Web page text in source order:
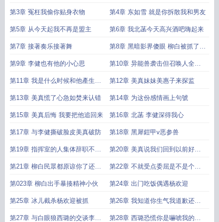
第3章 冤枉我偷你贴身衣物 第4章 东如雪 就是你拆散我和男友
第5章 从今天起我不再是盟主 第6章 我北菡今天高兴酒吧嗨起来
第7章 接著奏乐接著舞 第8章 黑暗影界傻眼 柳白被抓了看
守所了
第9章 李健也有他的小心思 第10章 异能兽袭击但召唤人全喝
醉了
第11章 我是什么时候和他產生隔
阂的
第12章 美真妹妹美惠子来探监
第13章 美真慌了心急如焚来认错 第14章 为这份感情画上句號
第15章 美真后悔 我要把他追回来 第16章 北菡 李健深得我心
第17章 与李健撕破脸皮美真破防 第18章 黑犀鎧甲v恶参兽
第19章 指挥室的人集体辞职不伺
候了
第20章 美真说我们回到以前好不
好
第21章 柳白民眾都原谅你了还要
闹哪样
第22章 不就受点委屈是不是个男
人了
第023章 柳白出手暴揍精神小伙 第24章 出门吃饭偶遇杨欢迎
第25章 冰儿截杀杨欢迎被抓 第26章 我知道你生气我道歉还不
行嘛
第27章 与白眼狼西璐的交谈李健 第28章 西璐恐慌你是嚇唬我的对